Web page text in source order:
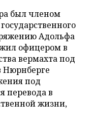
был членом
Адольфа
офицером в
вермахта под
Нюрнберге
под
перевода в
жизни,